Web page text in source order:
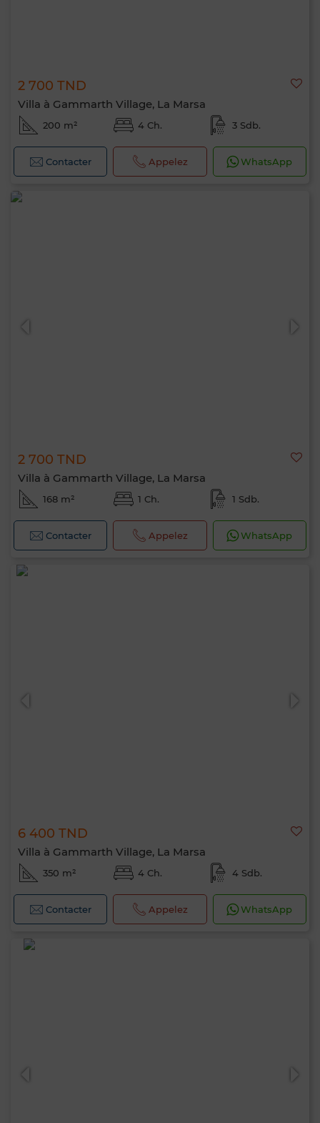
2 700 TND
Villa à Gammarth Village, La Marsa
200 m² 4 Ch. 3 Sdb.
Contacter Appelez WhatsApp
2 700 TND
Villa à Gammarth Village, La Marsa
168 m² 1 Ch. 1 Sdb.
Contacter Appelez WhatsApp
6 400 TND
Villa à Gammarth Village, La Marsa
350 m² 4 Ch. 4 Sdb.
Contacter Appelez WhatsApp